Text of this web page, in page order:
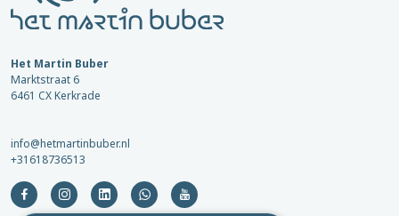
Het Martin Buber
Marktstraat 6
6461 CX Kerkrade
info@hetmartinbuber.nl
+31618736513